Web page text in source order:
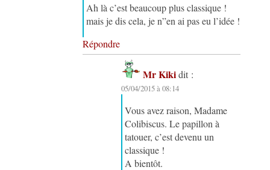
Ah là c’est beaucoup plus classique !
mais je dis cela, je n”en ai pas eu l’idée !
Répondre
Mr Kiki dit :
05/04/2015 à 08:14
Vous avez raison, Madame
Colibiscus. Le papillon à
tatouer, c’est devenu un
classique !
A bientôt.